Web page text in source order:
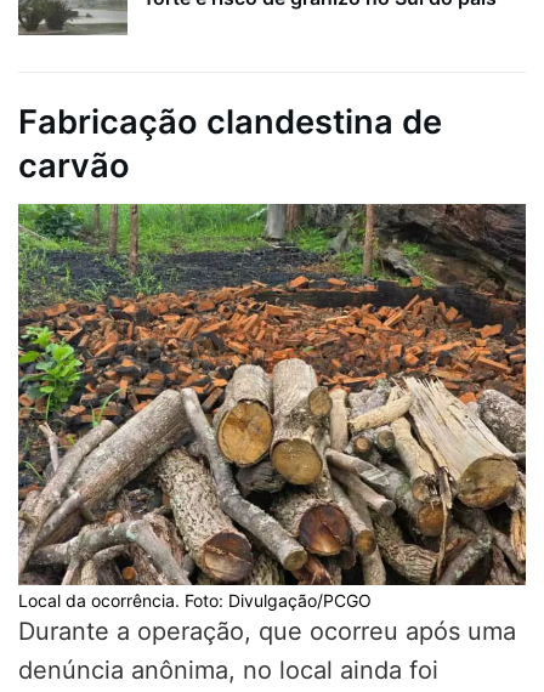
Fabricação clandestina de
carvão
Local da ocorrência. Foto: Divulgação/PCGO
Durante a operação, que ocorreu após uma
denúncia anônima, no local ainda foi